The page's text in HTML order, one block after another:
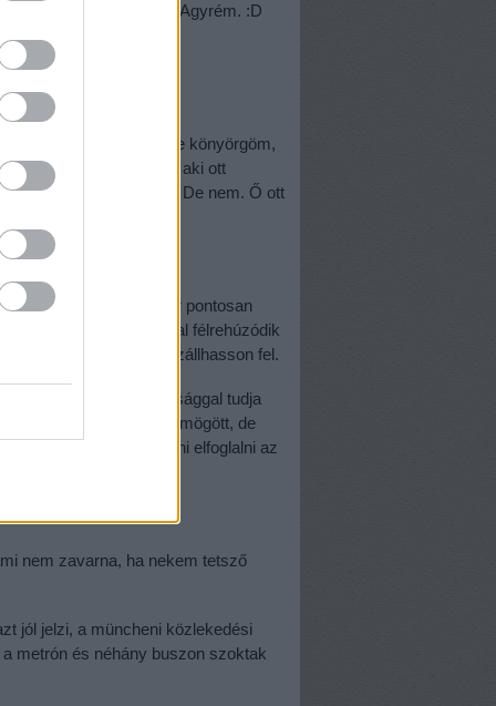
folytatja, mint előtte. Agyrém. :D
ajtóban maradt hely, de könyörgöm,
helyet adva azoknak, aki ott
olyan nagy kérés ez? De nem. Ő ott
a megállóba, akkor pontosan
Nagy dirrel-durral félrehúzódik
hogy elsőként szállhasson fel.
hogy kellő alapossággal tudja
feltart mindenkit maga mögött, de
is előre tudjanak jönni elfoglalni az
nem zavarna, ha nekem tetsző
jól jelzi, a müncheni közlekedési
metrón és néhány buszon szoktak